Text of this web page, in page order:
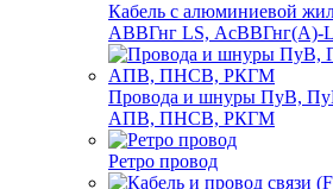
Кабель с алюминиевой
АВВГнг LS,
Провода и шнуры ПуВ,
АПВ, ПНСВ, РКГМ
Ретро провод